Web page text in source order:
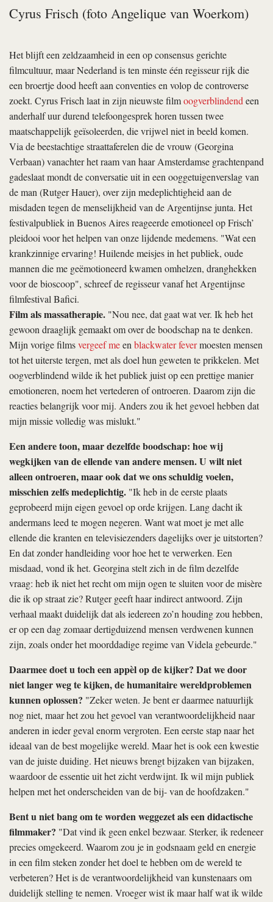
Cyrus Frisch (foto Angelique van Woerkom)
Het blijft een zeldzaamheid in een op consensus gerichte
filmcultuur, maar Nederland is ten minste één regisseur rijk die
een broertje dood heeft aan conventies en volop de controverse
zoekt. Cyrus Frisch laat in zijn nieuwste filmoogverblindendeen
anderhalf uur durend telefoongesprek horen tussen twee
maatschappelijk geïsoleerden, die vrijwel niet in beeld komen.
Via de beestachtige straattaferelen die de vrouw (Georgina
Verbaan) vanachter het raam van haar Amsterdamse grachtenpand
gadeslaat mondt de conversatie uit in een ooggetuigenverslag van
de man (Rutger Hauer), over zijn medeplichtigheid aan de
misdaden tegen de menselijkheid van de Argentijnse junta. Het
festivalpubliek in Buenos Aires reageerde emotioneel op Frisch’
pleidooi voor het helpen van onze lijdende medemens. "Wat een
krankzinnige ervaring! Huilende meisjes in het publiek, oude
mannen die me geëmotioneerd kwamen omhelzen, dranghekken
voor de bioscoop", schreef de regisseur vanaf het Argentijnse
filmfestival Bafici.
Film als massatherapie. "Nou nee, dat gaat wat ver. Ik heb het
gewoon draaglijk gemaakt om over de boodschap na te denken.
Mijn vorige filmsvergeef meenblackwater fevermoesten mensen
tot het uiterste tergen, met als doel hun geweten te prikkelen. Met
oogverblindendwilde ik het publiek juist op een prettige manier
emotioneren, noem het vertederen of ontroeren. Daarom zijn die
reacties belangrijk voor mij. Anders zou ik het gevoel hebben dat
mijn missie volledig was mislukt."
Een andere toon, maar dezelfde boodschap: hoe wij
wegkijken van de ellende van andere mensen. U wilt niet
alleen ontroeren, maar ook dat we ons schuldig voelen,
misschien zelfs medeplichtig. "Ik heb in de eerste plaats
geprobeerd mijn eigen gevoel op orde krijgen. Lang dacht ik
andermans leed te mogen negeren. Want wat moet je met alle
ellende die kranten en televisiezenders dagelijks over je uitstorten?
En dat zonder handleiding voor hoe het te verwerken. Een
misdaad, vond ik het. Georgina stelt zich in de film dezelfde
vraag: heb ik niet het recht om mijn ogen te sluiten voor de misère
die ik op straat zie? Rutger geeft haar indirect antwoord. Zijn
verhaal maakt duidelijk dat als iedereen zo’n houding zou hebben,
er op een dag zomaar dertigduizend mensen verdwenen kunnen
zijn, zoals onder het moorddadige regime van Videla gebeurde."
Daarmee doet u toch een appèl op de kijker? Dat we door
niet langer weg te kijken, de humanitaire wereldproblemen
kunnen oplossen? "Zeker weten. Je bent er daarmee natuurlijk
nog niet, maar het zou het gevoel van verantwoordelijkheid naar
anderen in ieder geval enorm vergroten. Een eerste stap naar het
ideaal van de best mogelijke wereld. Maar het is ook een kwestie
van de juiste duiding. Het nieuws brengt bijzaken van bijzaken,
waardoor de essentie uit het zicht verdwijnt. Ik wil mijn publiek
helpen met het onderscheiden van de bij- van de hoofdzaken."
Bent u niet bang om te worden weggezet als een didactische
filmmaker? "Dat vind ik geen enkel bezwaar. Sterker, ik redeneer
precies omgekeerd. Waarom zou je in godsnaam geld en energie
in een film steken zonder het doel te hebben om de wereld te
verbeteren? Het is de verantwoordelijkheid van kunstenaars om
duidelijk stelling te nemen. Vroeger wist ik maar half wat ik wilde